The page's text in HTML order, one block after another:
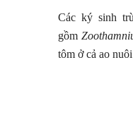
Các ký sinh
gồm
tôm ở cả ao